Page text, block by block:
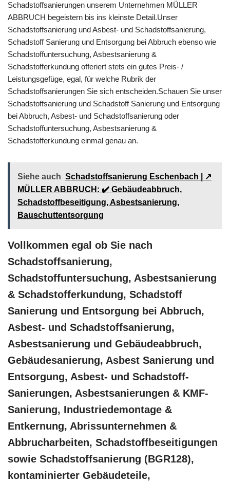
Schadstoffsanierungen unserem Unternehmen MÜLLER
ABBRUCH begeistern bis ins kleinste Detail.Unser
Schadstoffsanierung und Asbest- und Schadstoffsanierung,
Schadstoff Sanierung und Entsorgung bei Abbruch ebenso wie
Schadstoffuntersuchung, Asbestsanierung &
Schadstofferkundung offeriert stets ein gutes Preis- /
Leistungsgefüge, egal, für welche Rubrik der
Schadstoffsanierungen Sie sich entscheiden.Schauen Sie unser
Schadstoffsanierung und Schadstoff Sanierung und Entsorgung
bei Abbruch, Asbest- und Schadstoffsanierung oder
Schadstoffuntersuchung, Asbestsanierung &
Schadstofferkundung einmal genau an.
Siehe auch Schadstoffsanierung Eschenbach | ↗️
MÜLLER ABBRUCH: ✔️ Gebäudeabbruch,
Schadstoffbeseitigung, Asbestsanierung,
Bauschuttentsorgung
Vollkommen egal ob Sie nach
Schadstoffsanierung,
Schadstoffuntersuchung, Asbestsanierung
& Schadstofferkundung, Schadstoff
Sanierung und Entsorgung bei Abbruch,
Asbest- und Schadstoffsanierung,
Asbestsanierung und Gebäudeabbruch,
Gebäudesanierung, Asbest Sanierung und
Entsorgung, Asbest- und Schadstoff-
Sanierungen, Asbestsanierungen & KMF-
Sanierung, Industriedemontage &
Entkernung, Abrissunternehmen &
Abbrucharbeiten, Schadstoffbeseitigungen
sowie Schadstoffsanierung (BGR128),
kontaminierter Gebäudeteile,